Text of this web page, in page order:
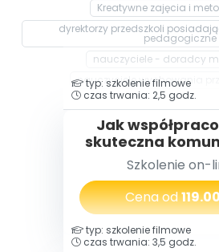
Kreatywne zajęcia i
dyrektorzy przedszkoli
pedagogiczne
nauczyciele - doradcy
nauczyciele wychowania
typ: szkolenie filmowe
czas trwania: 2,5 godz.
Jak
skuteczna
budowanie
zespole
Szkolenie on-
Cena od
typ: szkolenie filmowe
czas trwania: 3,5 godz.